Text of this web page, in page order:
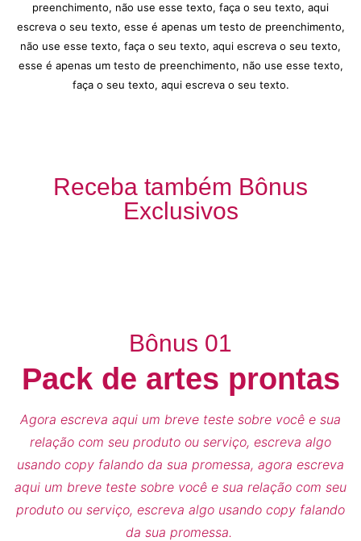
preenchimento, não use esse texto, faça o seu texto, aqui
escreva o seu texto, esse é apenas um testo de preenchimento,
não use esse texto, faça o seu texto, aqui escreva o seu texto,
esse é apenas um testo de preenchimento, não use esse texto,
faça o seu texto, aqui escreva o seu texto.
Receba também Bônus
Exclusivos
Bônus 01
Pack de artes prontas
Agora escreva aqui um breve teste sobre você e sua
relação com seu produto ou serviço, escreva algo
usando copy falando da sua promessa, agora escreva
aqui um breve teste sobre você e sua relação com seu
produto ou serviço, escreva algo usando copy falando
da sua promessa.